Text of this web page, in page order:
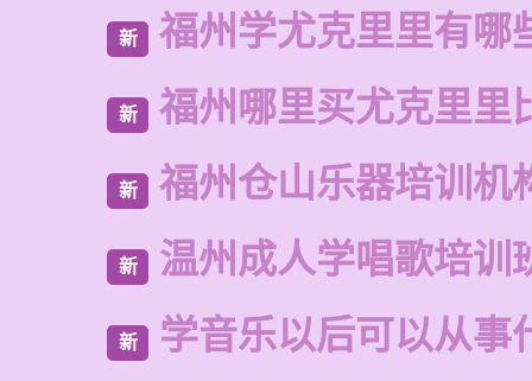
新 福州学尤克里里有哪
新 福州哪里买尤克里里
新 福州仓山乐器培训机
新 温州成人学唱歌培训
新 学音乐以后可以从事